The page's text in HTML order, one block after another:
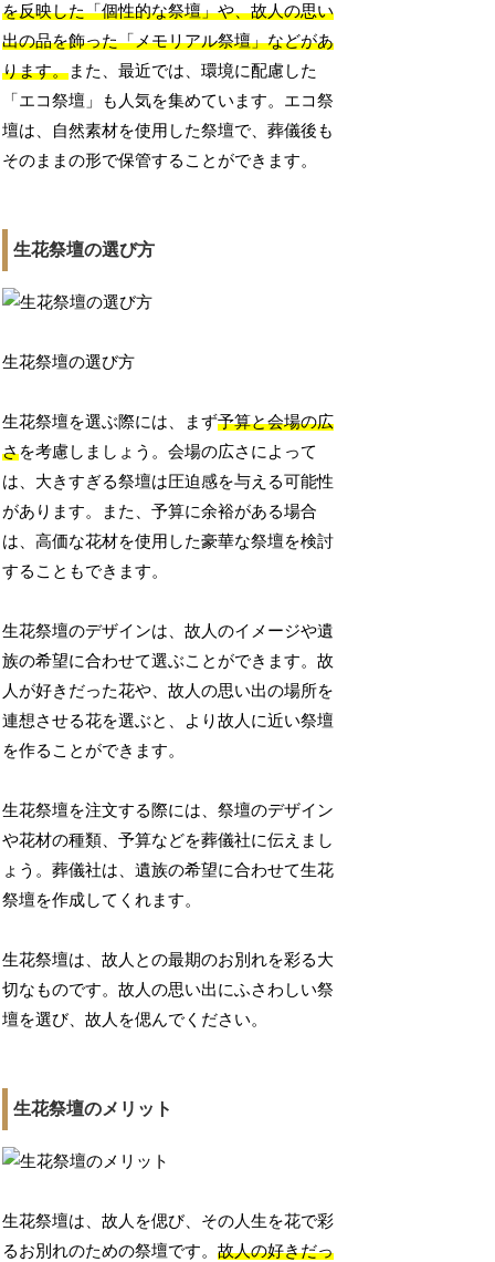
を反映した「個性的な祭壇」や、故人の思い
出の品を飾った「メモリアル祭壇」などがあ
ります。また、最近では、環境に配慮した
「エコ祭壇」も人気を集めています。エコ祭
壇は、自然素材を使用した祭壇で、葬儀後も
そのままの形で保管することができます。
生花祭壇の選び方
生花祭壇の選び方
生花祭壇を選ぶ際には、まず予算と会場の広
さを考慮しましょう。会場の広さによって
は、大きすぎる祭壇は圧迫感を与える可能性
があります。また、予算に余裕がある場合
は、高価な花材を使用した豪華な祭壇を検討
することもできます。
生花祭壇のデザインは、故人のイメージや遺
族の希望に合わせて選ぶことができます。故
人が好きだった花や、故人の思い出の場所を
連想させる花を選ぶと、より故人に近い祭壇
を作ることができます。
生花祭壇を注文する際には、祭壇のデザイン
や花材の種類、予算などを葬儀社に伝えまし
ょう。葬儀社は、遺族の希望に合わせて生花
祭壇を作成してくれます。
生花祭壇は、故人との最期のお別れを彩る大
切なものです。故人の思い出にふさわしい祭
壇を選び、故人を偲んでください。
生花祭壇のメリット
生花祭壇は、故人を偲び、その人生を花で彩
るお別れのための祭壇です。故人の好きだっ